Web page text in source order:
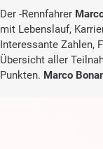
Der -Rennfahrer
mit Lebenslauf,
Interessante Zahlen,
Übersicht aller
Punkten. Marco